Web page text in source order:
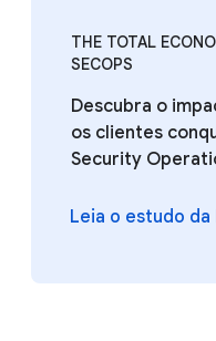
THE TOTAL
SECOPS
Descubra o
os clientes
Security
Leia o estudo